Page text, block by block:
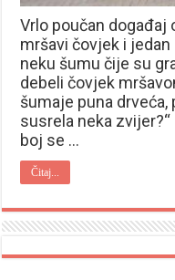
Vrlo poučan događaj
mršavi čovjek i
neku šumu čije su
debeli čovjek
šumaje puna drveća,
susrela neka
boj se …
Čitaj...